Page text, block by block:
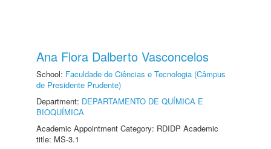
Ana Flora Dalberto Vasconcelos
School: Faculdade de Ciências e Tecnologia (Câmpus
de Presidente Prudente)
Department: DEPARTAMENTO DE QUÍMICA E
BIOQUÍMICA
Academic Appointment Category: RDIDP Academic
title: MS-3.1